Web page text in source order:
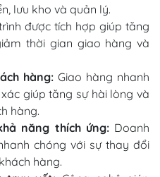
lưu kho và quản lý.
được tích hợp giúp tăng
thời gian giao hàng và
hàng:Giao hàng nhanh
giúp tăng sự hài lòng và
hàng.
năng thích ứng:Doanh
chóng với sự thay đổi
hàng.